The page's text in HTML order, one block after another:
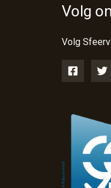
Volg
Volg